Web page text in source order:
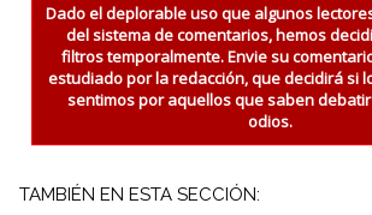
Dado el deplorable uso que algunos
del sistema de comentarios, hemos
filtros temporalmente. Envie su
estudiado por la redacción, que decidirá si
sentimos por aquellos que saben
odios.
TAMBIÉN EN ESTA SECCIÓN: